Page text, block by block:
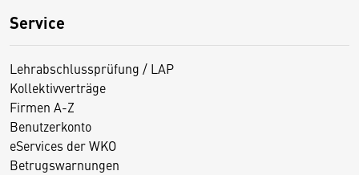
Service
Lehrabschlussprüfung / LAP
Kollektivverträge
Firmen A-Z
Benutzerkonto
eServices der WKO
Betrugswarnungen